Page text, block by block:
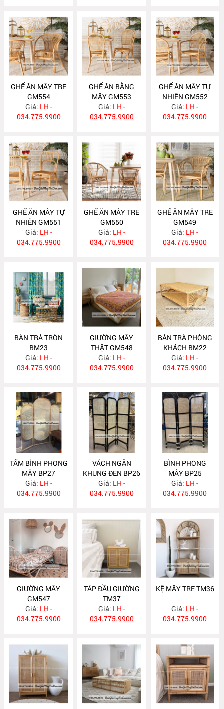
GHẾ ĂN MÂY TRE
GM554
Giá: LH -
034.775.9900
GHẾ ĂN BẰNG
MÂY GM553
Giá: LH -
034.775.9900
GHẾ ĂN MÂY TỰ
NHIÊN GM552
Giá: LH -
034.775.9900
GHẾ ĂN MÂY TỰ
NHIÊN GM551
Giá: LH -
034.775.9900
GHẾ ĂN MÂY TRE
GM550
Giá: LH -
034.775.9900
GHẾ ĂN MÂY TRE
GM549
Giá: LH -
034.775.9900
BÀN TRÀ TRÒN
BM23
Giá: LH -
034.775.9900
GIƯỜNG MÂY
THẬT GM548
Giá: LH -
034.775.9900
BÀN TRÀ PHÒNG
KHÁCH BM22
Giá: LH -
034.775.9900
TẤM BÌNH PHONG
MÂY BP27
Giá: LH -
034.775.9900
VÁCH NGĂN
KHUNG ĐEN BP26
Giá: LH -
034.775.9900
BÌNH PHONG
MÂY BP25
Giá: LH -
034.775.9900
GIƯỜNG MÂY
GM547
Giá: LH -
034.775.9900
TÁP ĐẦU GIƯỜNG
TM37
Giá: LH -
034.775.9900
KỆ MÂY TRE TM36
Giá: LH -
034.775.9900